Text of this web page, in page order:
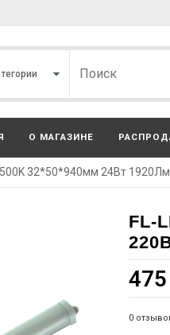
О МАГАЗИНЕ
32*50*940мм 24Вт
FL-
475
0